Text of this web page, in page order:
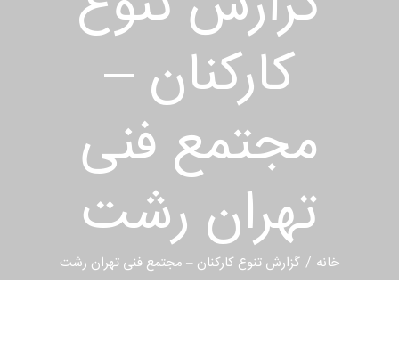
کارکنان –
مجتمع فنی
تهران رشت
خانه گزارش تنوع کارکنان – مجتمع فنی تهران رشت